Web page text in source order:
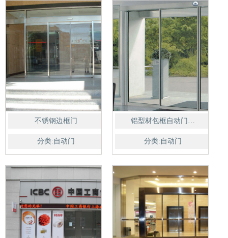
不锈钢边框门
分类:自动门
铝型材包框自动门…
分类:自动门